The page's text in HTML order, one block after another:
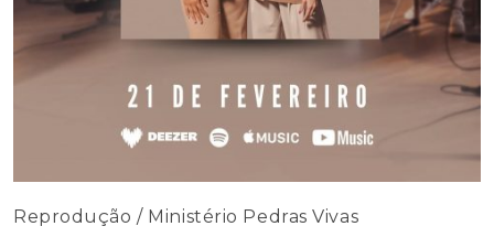
Reprodução / Ministério Pedras Vivas